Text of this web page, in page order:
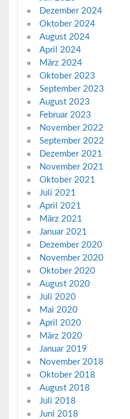
Dezember 2024
Oktober 2024
August 2024
April 2024
März 2024
Oktober 2023
September 2023
August 2023
Februar 2023
November 2022
September 2022
Dezember 2021
November 2021
Oktober 2021
Juli 2021
April 2021
März 2021
Januar 2021
Dezember 2020
November 2020
Oktober 2020
August 2020
Juli 2020
Mai 2020
April 2020
März 2020
Januar 2019
November 2018
Oktober 2018
August 2018
Juli 2018
Juni 2018